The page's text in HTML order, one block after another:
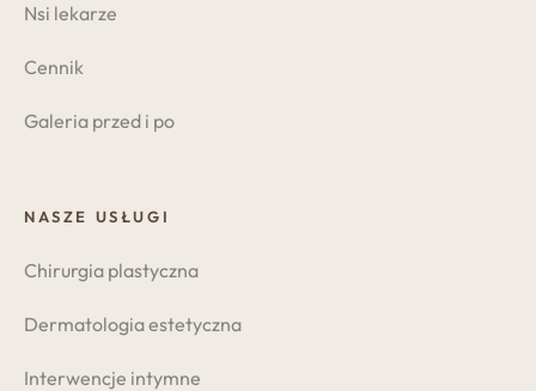
Nsi lekarze
Cennik
Galeria przed i po
NASZE USŁUGI
Chirurgia plastyczna
Dermatologia estetyczna
Interwencje intymne